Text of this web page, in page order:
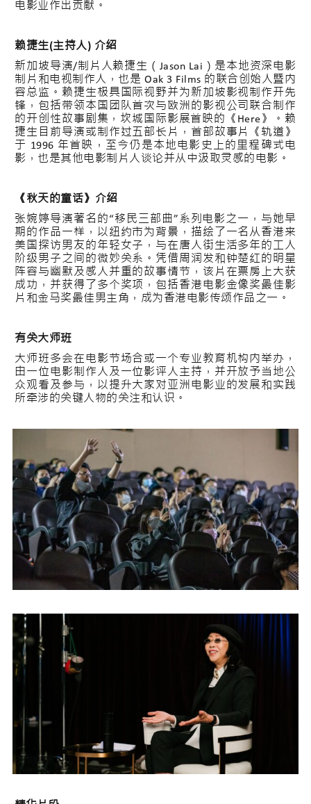
电影业作出贡献。
赖捷生(主持人) 介绍
新加坡导演/制片人赖捷生（Jason Lai）是本地资深电影
制片和电视制作人，也是 Oak 3 Films 的联合创始人暨内
容总监。赖捷生极具国际视野并为新加坡影视制作开先
锋，包括带领本国团队首次与欧洲的影视公司联合制作
的开创性故事剧集，坎城国际影展首映的《Here》。赖
捷生目前导演或制作过五部长片，首部故事片《轨道》
于 1996 年首映，至今仍是本地电影史上的里程碑式电
影，也是其他电影制片人谈论并从中汲取灵感的电影。
《秋天的童话》介绍
张婉婷导演著名的“移民三部曲”系列电影之一，与她早
期的作品一样，以纽约市为背景，描绘了一名从香港来
美国探访男友的年轻女子，与在唐人街生活多年的工人
阶级男子之间的微妙关系。凭借周润发和钟楚红的明星
阵容与幽默及感人并重的故事情节，该片在票房上大获
成功，并获得了多个奖项，包括香港电影金像奖最佳影
片和金马奖最佳男主角，成为香港电影传颂作品之一。
有关大师班
大师班多会在电影节场合或一个专业教育机构内举办，
由一位电影制作人及一位影评人主持，并开放予当地公
众观看及参与，以提升大家对亚洲电影业的发展和实践
所牵涉的关键人物的关注和认识。